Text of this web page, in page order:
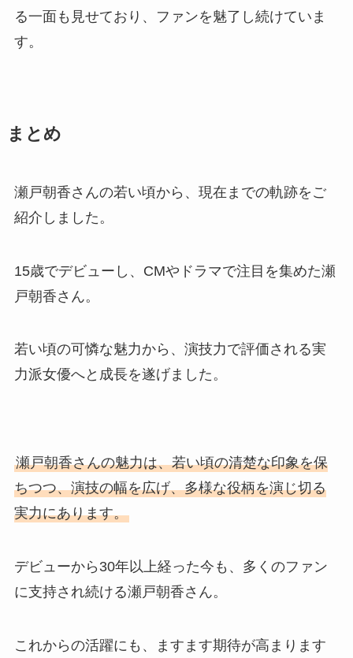
る一面も見せており、ファンを魅了し続けていま
す。
まとめ
瀬戸朝香さんの若い頃から、現在までの軌跡をご
紹介しました。
15歳でデビューし、CMやドラマで注目を集めた瀬
戸朝香さん。
若い頃の可憐な魅力から、演技力で評価される実
力派女優へと成長を遂げました。
瀬戸朝香さんの魅力は、若い頃の清楚な印象を保
ちつつ、演技の幅を広げ、多様な役柄を演じ切る
実力にあります。
デビューから30年以上経った今も、多くのファン
に支持され続ける瀬戸朝香さん。
これからの活躍にも、ますます期待が高まります